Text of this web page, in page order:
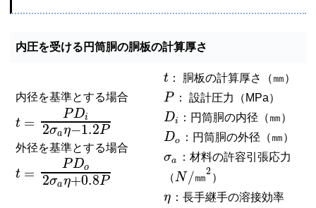
内圧を受ける円筒胴の胴板の計算厚さ
内径を基準とする場合
t =
PDi
2σaη−1.2P
外径を基準とする場合
t =
PDo
2σaη+0.8P
t ： 胴板の計算厚さ（㎜）
P ： 設計圧力（MPa）
Di ：円筒胴の内径（㎜）
Do ：円筒胴の外径（㎜）
σa
：材料の許容引張応力
（N/㎜
2
）
η ：長手継手の溶接効率